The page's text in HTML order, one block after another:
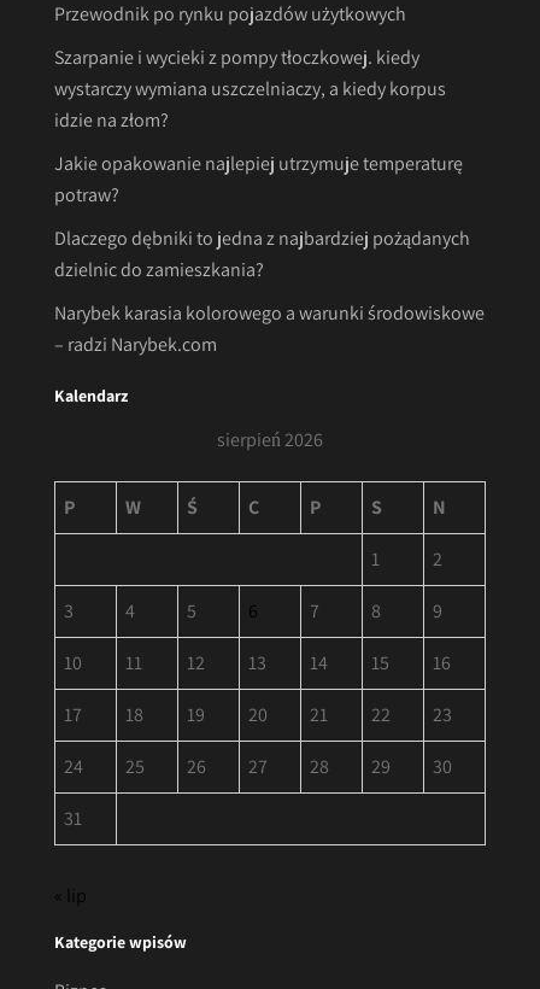
Przewodnik po rynku pojazdów użytkowych
Szarpanie i wycieki z pompy tłoczkowej. kiedy
wystarczy wymiana uszczelniaczy, a kiedy korpus
idzie na złom?
Jakie opakowanie najlepiej utrzymuje temperaturę
potraw?
Dlaczego dębniki to jedna z najbardziej pożądanych
dzielnic do zamieszkania?
Narybek karasia kolorowego a warunki środowiskowe
– radzi Narybek.com
Kalendarz
sierpień 2026
P W Ś C P S N
1 2
3 4 5 6 7 8 9
10 11 12 13 14 15 16
17 18 19 20 21 22 23
24 25 26 27 28 29 30
31
« lip
Kategorie wpisów